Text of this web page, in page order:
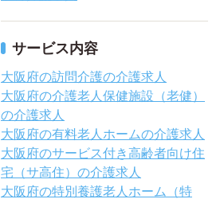
サービス内容
大阪府の訪問介護の介護求人
大阪府の介護老人保健施設（老健）
の介護求人
大阪府の有料老人ホームの介護求人
大阪府のサービス付き高齢者向け住
宅（サ高住）の介護求人
大阪府の特別養護老人ホーム（特